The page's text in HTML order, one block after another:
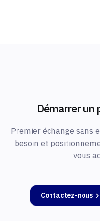
Démarrer un
Premier échange sans
besoin et
vous
Contactez-nous